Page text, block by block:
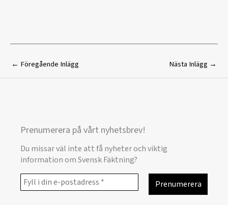
← Föregående Inlägg Nästa Inlägg →
Prenumerera på vårt nyhetsbrev!
Du missar väl inte att få nyheter och viktig
information om Svensk Fäktning?